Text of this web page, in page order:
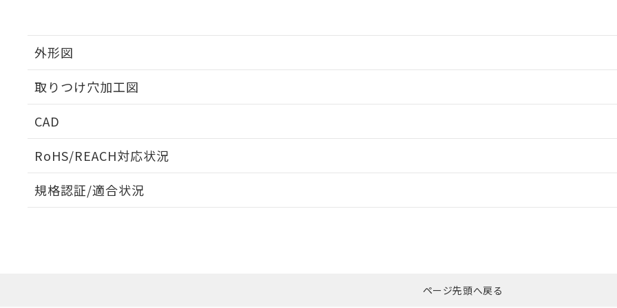
外形図
取りつけ穴加工図
CAD
RoHS/REACH対応状況
EU RoHS 注意事項・凡例
ダウンロードはこちら
規格認証/適合状況
ページ先頭へ戻る